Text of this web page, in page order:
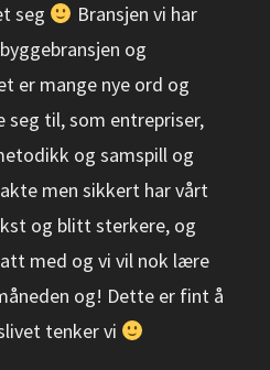
seg
Bransjen vi har
og
er mange nye ord og
seg til, som entrepriser,
og samspill og
men sikkert har vårt
og blitt sterkere, og
med og vi vil nok lære
og! Dette er fint å
tenker vi